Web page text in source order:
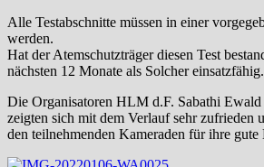
Alle Testabschnitte müssen in einer
werden.
Hat der Atemschutzträger diesen Test
nächsten 12 Monate als Solcher einsatzfähig.
Die Organisatoren HLM d.F. Sabathi
zeigten sich mit dem Verlauf sehr zufrieden
den teilnehmenden Kameraden für ihre gute